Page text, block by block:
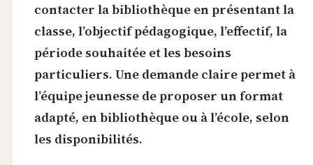
contacter la bibliothèque en présentant la
classe, l’objectif pédagogique, l’effectif, la
période souhaitée et les besoins
particuliers. Une demande claire permet à
l’équipe jeunesse de proposer un format
adapté, en bibliothèque ou à l’école, selon
les disponibilités.